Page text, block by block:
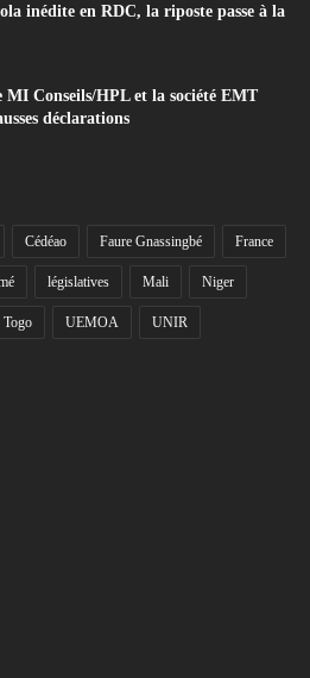
inédite en RDC, la riposte passe à la
MI Conseils/HPL et la société EMT
déclarations
Cédéao Faure Gnassingbé France
législatives Mali Niger
Togo UEMOA UNIR